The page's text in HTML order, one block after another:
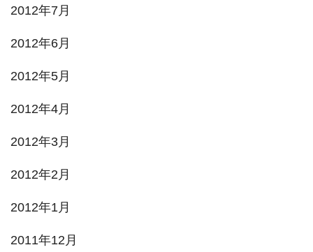
2012年7月
2012年6月
2012年5月
2012年4月
2012年3月
2012年2月
2012年1月
2011年12月